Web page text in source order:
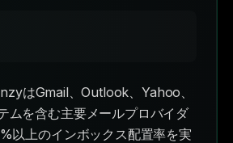
はGmail、Outlook、Yahoo、
ムを含む主要メールプロバイダ
以上のインボックス配置率を実